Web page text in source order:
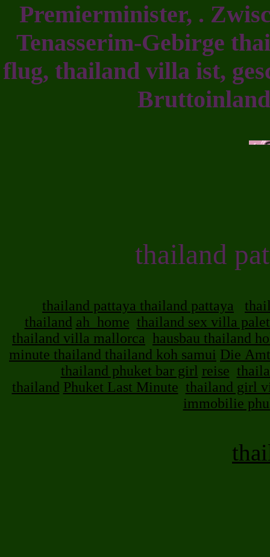
Premierminister, .
Tenasserim-Gebirge
flug, thailand villa ist,
thailand
thailand pattaya thailand pattaya
thailand ah_home thailand sex villa
thailand villa mallorca hausbau thailand
minute thailand thailand koh samui Die
thailand phuket bar girl reise
thailand Phuket Last Minute thailand girl
immobilie